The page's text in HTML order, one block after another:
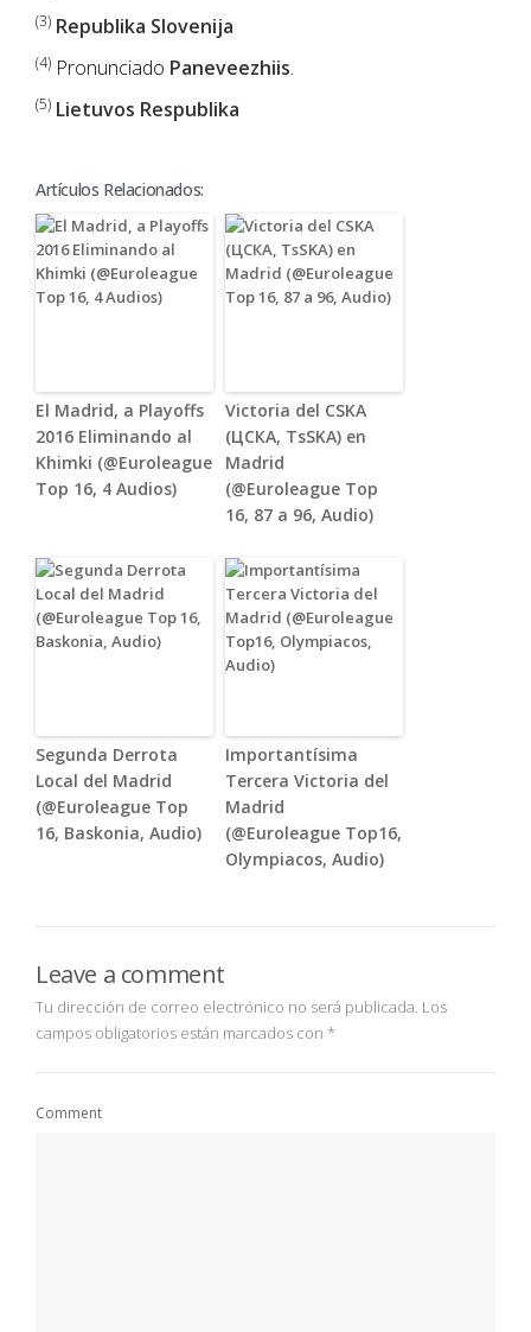
(3) Republika Slovenija
(4) Pronunciado Paneveezhiis.
(5) Lietuvos Respublika
Artículos Relacionados:
El Madrid, a Playoffs
2016 Eliminando al
Khimki (@Euroleague
Top 16, 4 Audios)
Victoria del CSKA
(ЦСКА, TsSKA) en
Madrid
(@Euroleague Top
16, 87 a 96, Audio)
Segunda Derrota
Local del Madrid
(@Euroleague Top
16, Baskonia, Audio)
Importantísima
Tercera Victoria del
Madrid
(@Euroleague Top16,
Olympiacos, Audio)
Leave a comment
Tu dirección de correo electrónico no será publicada. Los
campos obligatorios están marcados con *
Comment